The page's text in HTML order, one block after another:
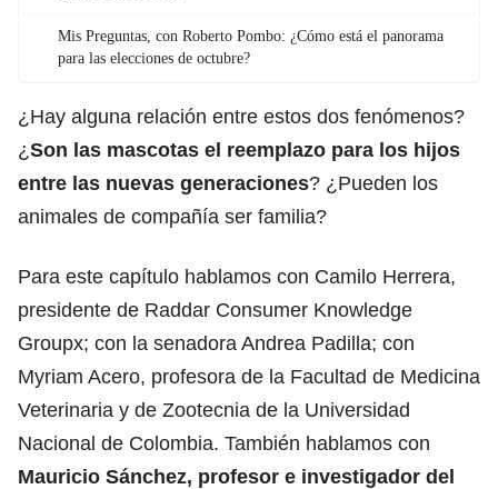
Mis Preguntas, con Roberto Pombo: ¿Cómo está el panorama
para las elecciones de octubre?
¿Hay alguna relación entre estos dos fenómenos?
¿ Son las mascotas el reemplazo para los hijos
entre las nuevas generaciones? ¿Pueden los
animales de compañía ser familia?
Para este capítulo hablamos con Camilo Herrera,
presidente de Raddar Consumer Knowledge
Groupx; con la senadora Andrea Padilla; con
Myriam Acero, profesora de la Facultad de Medicina
Veterinaria y de Zootecnia de la Universidad
Nacional de Colombia. También hablamos con
Mauricio Sánchez, profesor e investigador del